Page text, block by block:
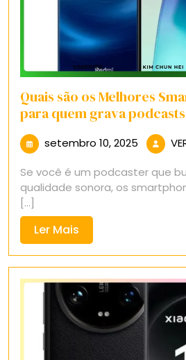
Quais são os Melhores
para quem grava
setembro 10, 2025
2025
Se você é um podcaster que
qualidade sonora, os
[...]
Ler Mais
Mais